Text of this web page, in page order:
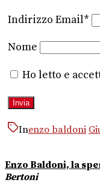
Indirizzo Email*
Nome
Ho letto e
Inenzo baldoni
Enzo Baldoni, la
Bertoni